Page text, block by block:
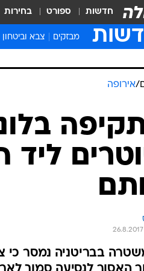
חדשות ספורט בחירות
מבזקים צבא וביטחון
/אירופה
ליד